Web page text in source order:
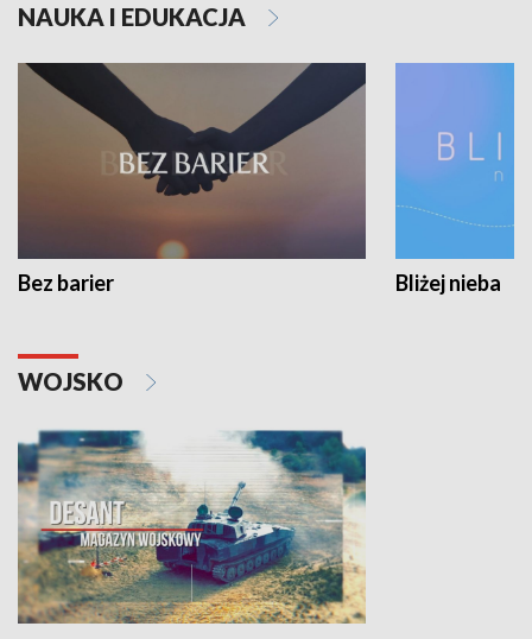
NAUKA I EDUKACJA
Bez barier Bliżej nieba
WOJSKO